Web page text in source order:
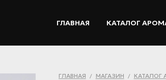
ГЛАВНАЯ КАТАЛОГ
ГЛАВНАЯ / МАГАЗИН / КАТАЛОГ